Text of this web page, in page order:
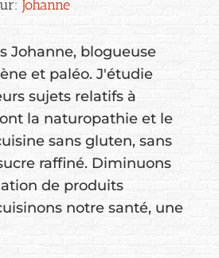
Johanne
Johanne, blogueuse
et paléo. J'étudie
sujets relatifs à
la naturopathie et le
sans gluten, sans
raffiné. Diminuons
de produits
notre santé, une